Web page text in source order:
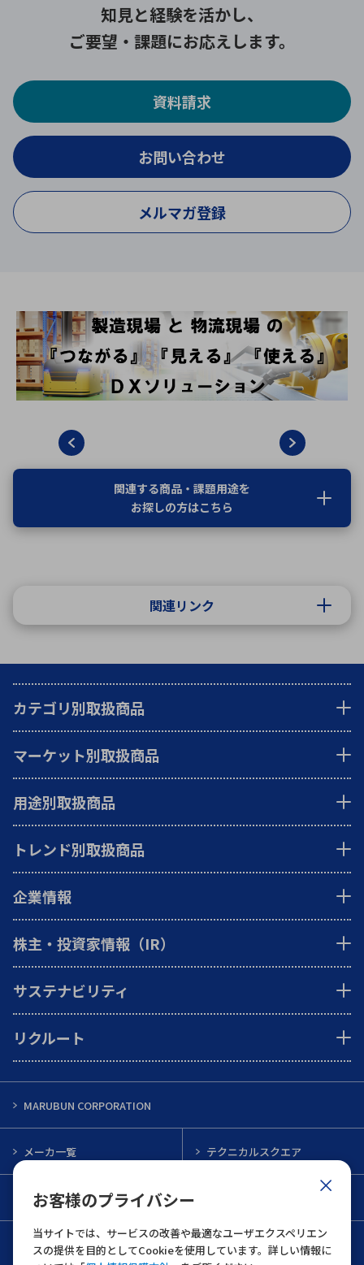
お客様のプライバシー
当サイトでは、サービスの改善や最適なユーザエクスペリエン
スの提供を目的としてCookieを使用しています。詳しい情報に
知見と経験を活かし、
ご要望・課題にお応えします。
資料請求
お問い合わせ
メルマガ登録
関連する商品・課題用途を
お探しの方はこちら
関連リンク
カテゴリ別取扱商品
マーケット別取扱商品
用途別取扱商品
トレンド別取扱商品
企業情報
株主・投資家情報（IR）
サステナビリティ
リクルート
MARUBUN CORPORATION
メーカ一覧 テクニカルスクエア
インフォメーション
お問い合わせ